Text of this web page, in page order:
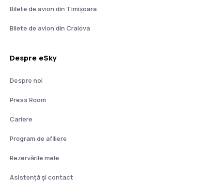
Bilete de avion din Timișoara
Bilete de avion din Craiova
Despre eSky
Despre noi
Press Room
Cariere
Program de afiliere
Rezervările mele
Asistenţă şi contact